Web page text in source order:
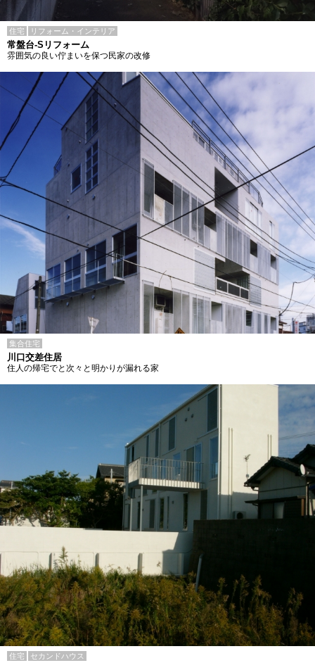
住宅 リフォーム・インテリア
常盤台-Sリフォーム
雰囲気の良い佇まいを保つ民家の改修
集合住宅
川口交差住居
住人の帰宅でと次々と明かりが漏れる家
住宅 セカンドハウス